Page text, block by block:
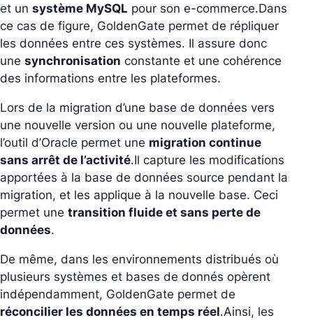
et un système MySQL pour son e-commerce.Dans
ce cas de figure, GoldenGate permet de répliquer
les données entre ces systèmes. Il assure donc
une synchronisation constante et une cohérence
des informations entre les plateformes.
Lors de la migration d’une base de données vers
une nouvelle version ou une nouvelle plateforme,
l’outil d’Oracle permet une migration continue
sans arrêt de l’activité.Il capture les modifications
apportées à la base de données source pendant la
migration, et les applique à la nouvelle base. Ceci
permet une transition fluide et sans perte de
données.
De même, dans les environnements distribués où
plusieurs systèmes et bases de donnés opèrent
indépendamment, GoldenGate permet de
réconcilier les données en temps réel.Ainsi, les